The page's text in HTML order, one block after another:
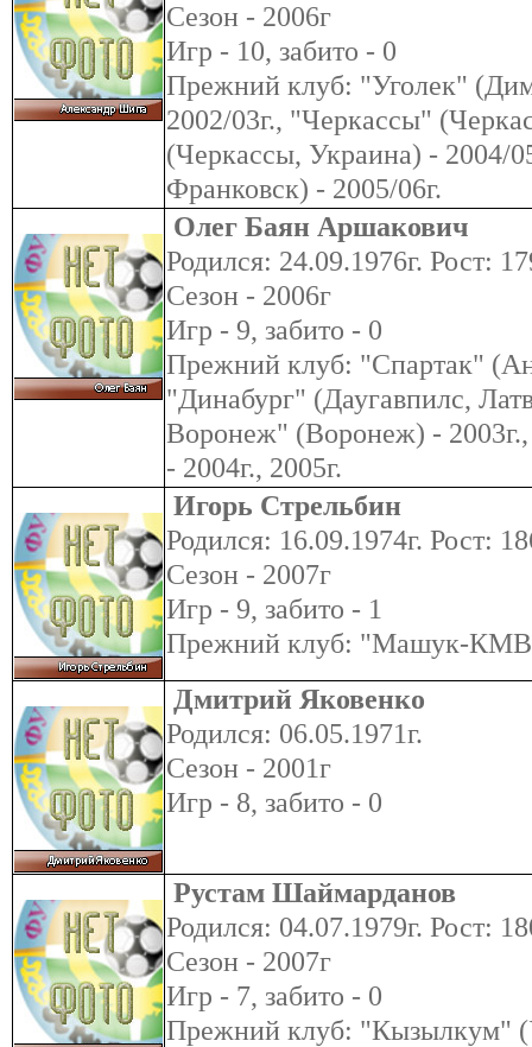
Сезон - 2006г
Игр - 10, забито - 0
Прежний клуб: "Уголек"
2002/03г., "Черкассы"
(Черкассы, Украина) - 2004/
Франковск) - 2005/06г.
Олег Баян Аршакович
Родился: 24.09.1976г. Рост:
Сезон - 2006г
Игр - 9, забито - 0
Прежний клуб: "Спартак"
"Динабург" (Даугавпилс,
Воронеж" (Воронеж) -
- 2004г., 2005г.
Игорь Стрельбин
Родился: 16.09.1974г. Рост:
Сезон - 2007г
Игр - 9, забито - 1
Прежний клуб: "Машук-
Дмитрий Яковенко
Родился: 06.05.1971г.
Сезон - 2001г
Игр - 8, забито - 0
Рустам Шаймарданов
Родился: 04.07.1979г. Рост:
Сезон - 2007г
Игр - 7, забито - 0
Прежний клуб: "Кызылкум"